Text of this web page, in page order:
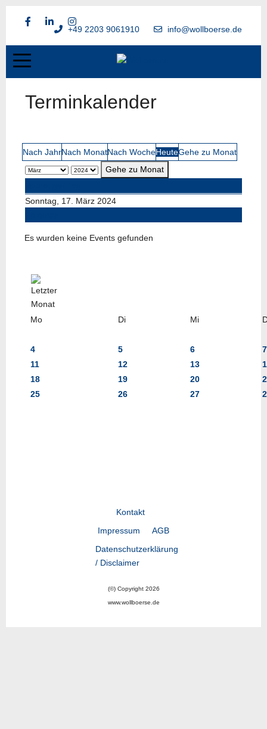
+49 2203 9061910 info@wollboerse.de
Terminkalender
Nach JahrNach MonatNach WocheHeuteGehe zu Monat
Gehe zu Monat
Sonntag, 17. März 2024
Es wurden keine Events gefunden
Mo Di Mi
4 5 6
7
11
12 13
18
19 20
25
26 27
Kontakt
Impressum
AGB
Datenschutzerklärung
/ Disclaimer
(©) Copyright 2026
www.wollboerse.de